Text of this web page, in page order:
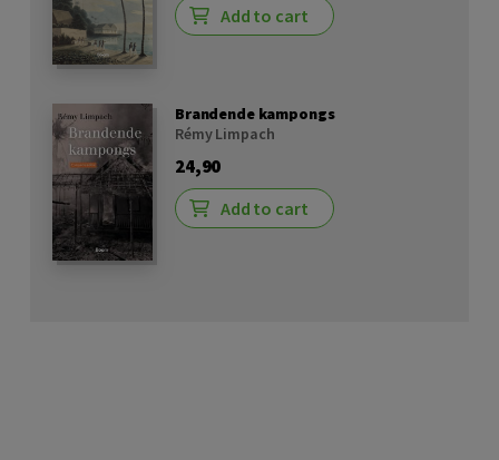
Add to cart
Brandende kampongs
Rémy Limpach
24,90
Add to cart